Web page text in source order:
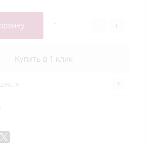
Купить в 1 клик